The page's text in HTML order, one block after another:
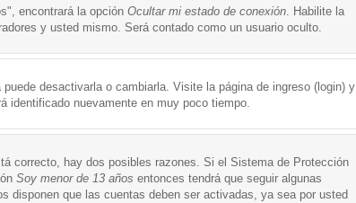
encontrará la opción Ocultar mi estado de conexión. Habilite la
y usted mismo. Será contado como un usuario oculto.
desactivarla o cambiarla. Visite la página de ingreso (login) y
identificado nuevamente en muy poco tiempo.
correcto, hay dos posibles razones. Si el Sistema de Protección
Soy menor de 13 años entonces tendrá que seguir algunas
disponen que las cuentas deben ser activadas, ya sea por usted